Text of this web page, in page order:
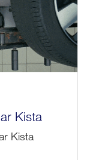
Kista
Kista